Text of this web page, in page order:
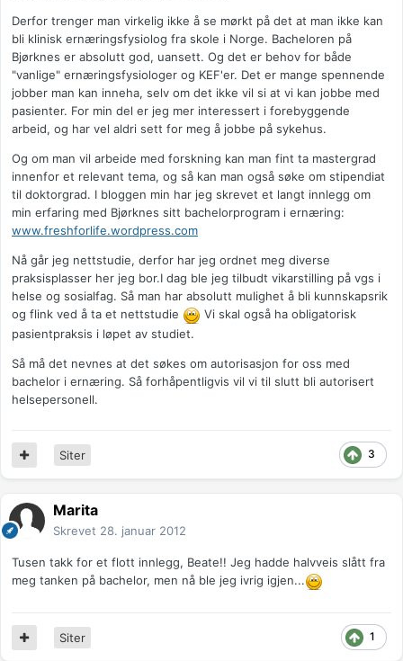
Derfor trenger man virkelig ikke å se mørkt på det at man ikke kan
bli klinisk ernæringsfysiolog fra skole i Norge. Bacheloren på
Bjørknes er absolutt god, uansett. Og det er behov for både
"vanlige" ernæringsfysiologer og KEF'er. Det er mange spennende
jobber man kan inneha, selv om det ikke vil si at vi kan jobbe med
pasienter. For min del er jeg mer interessert i forebyggende
arbeid, og har vel aldri sett for meg å jobbe på sykehus.
Og om man vil arbeide med forskning kan man fint ta mastergrad
innenfor et relevant tema, og så kan man også søke om stipendiat
til doktorgrad. I bloggen min har jeg skrevet et langt innlegg om
min erfaring med Bjørknes sitt bachelorprogram i ernæring:
www.freshforlife.wordpress.com
Nå går jeg nettstudie, derfor har jeg ordnet meg diverse
praksisplasser her jeg bor.I dag ble jeg tilbudt vikarstilling på vgs i
helse og sosialfag. Så man har absolutt mulighet å bli kunnskapsrik
og flink ved å ta et nettstudie
Vi skal også ha obligatorisk
pasientpraksis i løpet av studiet.
Så må det nevnes at det søkes om autorisasjon for oss med
bachelor i ernæring. Så forhåpentligvis vil vi til slutt bli autorisert
helsepersonell.
3
Siter
Marita
Skrevet 28. januar 2012
Tusen takk for et flott innlegg, Beate!! Jeg hadde halvveis slått fra
meg tanken på bachelor, men nå ble jeg ivrig igjen...
1
Siter